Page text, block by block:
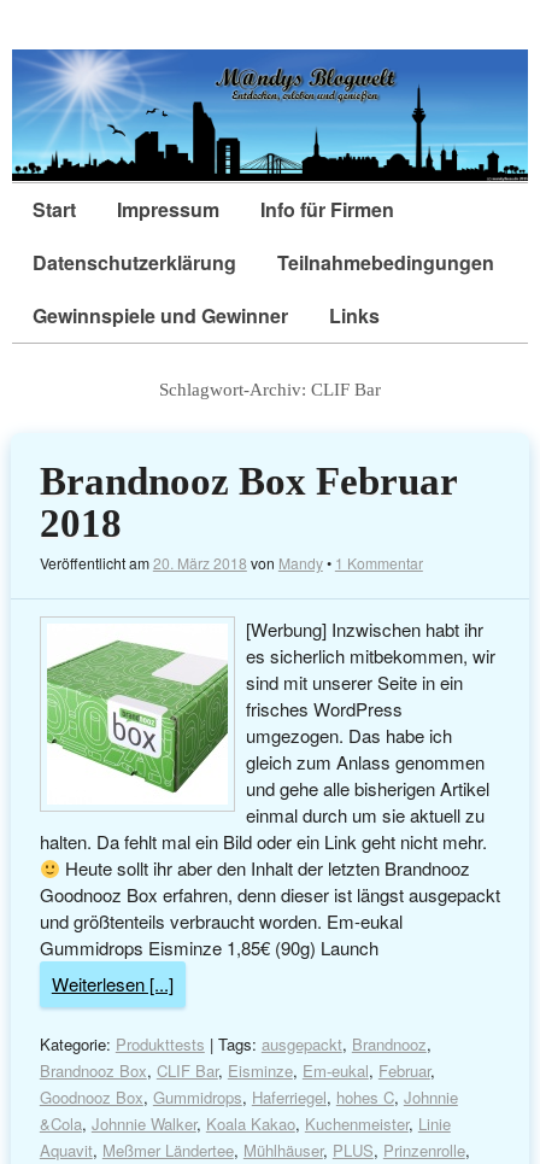
Start Impressum
Info für Firmen
Datenschutzerklärung
Teilnahmebedingungen
Gewinnspiele und Gewinner
Links
Schlagwort-Archiv: CLIF Bar
Brandnooz Box Februar
2018
Veröffentlicht am20. März 2018 von Mandy• 1 Kommentar
[Werbung] Inzwischen habt ihr
es sicherlich mitbekommen, wir
sind mit unserer Seite in ein
frisches WordPress
umgezogen. Das habe ich
gleich zum Anlass genommen
und gehe alle bisherigen Artikel
einmal durch um sie aktuell zu
halten. Da fehlt mal ein Bild oder ein Link geht nicht mehr.
Heute sollt ihr aber den Inhalt der letzten Brandnooz
Goodnooz Box erfahren, denn dieser ist längst ausgepackt
und größtenteils verbraucht worden. Em-eukal
Gummidrops Eisminze 1,85€ (90g) Launch
Weiterlesen [...]
Kategorie: Produkttests | Tags: ausgepackt, Brandnooz,
Brandnooz Box, CLIF Bar, Eisminze, Em-eukal, Februar,
Goodnooz Box, Gummidrops, Haferriegel, hohes C, Johnnie
&Cola, Johnnie Walker, Koala Kakao, Kuchenmeister, Linie
Aquavit, Meßmer Ländertee, Mühlhäuser, PLUS, Prinzenrolle,